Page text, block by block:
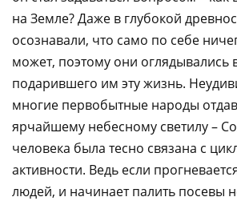
на Земле? Даже в глубокой
осознавали, что само по себе
может, поэтому они оглядывались
подарившего им эту жизнь.
многие первобытные народы
ярчайшему небесному светилу –
человека была тесно связана с
активности. Ведь если
людей, и начинает палить посевы